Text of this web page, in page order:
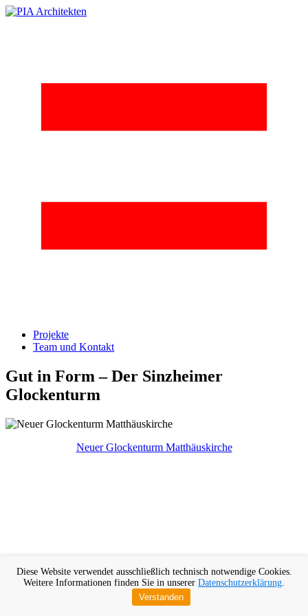
Projekte
Team und Kontakt
Gut in Form – Der Sinzheimer
Glockenturm
Neuer Glockenturm Matthäuskirche
Diese Website verwendet ausschließlich technisch notwendige Cookies.
Weitere Informationen finden Sie in unserer Datenschutzerklärung.
Verstanden